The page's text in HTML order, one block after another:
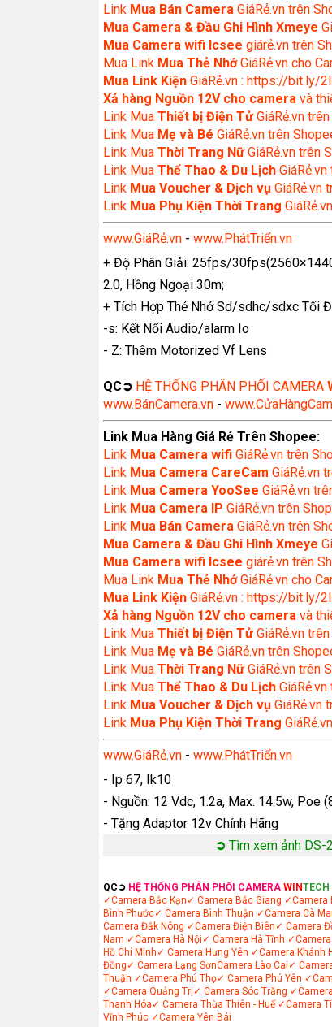
Link Mua Bán Camera GiáRẻ.vn trên
Mua Camera & Đầu Ghi Hình Xmeye
Mua Camera wifi Icsee giárẻ.vn trên
Mua Link Mua Thẻ NhớGiáRẻ.vn cho
Mua Link Kiện GiáRẻ.vn : https://bit.ly/
Xả hàng Nguồn 12V cho camera và
Link Mua Thiết bị Điện TửGiáRẻ.vn
Link Mua Mẹ và Bé GiáRẻ.vn trên
Link Mua Thời Trang NữGiáRẻ.vn trên
Link Mua Thể Thao & Du Lịch
Link Mua Voucher & Dịch vụ GiáRẻ.vn
Link Mua Phụ Kiện Thời Trang
www.GiáRẻ.vn - www.PhátTriển.vn
+ Độ Phân Giải: 25fps/
2.0, Hồng Ngoại 30m;
+ Tích Hợp Thẻ Nhớ Sd/sdhc/sdxc Tối
-s: Kết Nối Audio/alarm Io
- Z: Thêm Motorized Vf Lens
QC➲ HỆ THỐNG PHÂN PHỐI CAMERA
www.BánCamera.vn -
Link Mua Hàng Giá Rẻ Trên Shopee:
Link Mua Camera wifi GiáRẻ.vn trên
Link Mua Camera CareCam GiáRẻ.vn
Link Mua Camera YooSee GiáRẻ.vn
Link Mua Camera IP GiáRẻ.vn trên
Link Mua Bán Camera GiáRẻ.vn trên
Mua Camera & Đầu Ghi Hình Xmeye
Mua Camera wifi Icsee giárẻ.vn trên
Mua Link Mua Thẻ NhớGiáRẻ.vn cho
Mua Link Kiện GiáRẻ.vn : https://bit.ly/
Xả hàng Nguồn 12V cho camera và
Link Mua Thiết bị Điện TửGiáRẻ.vn
Link Mua Mẹ và Bé GiáRẻ.vn trên
Link Mua Thời Trang NữGiáRẻ.vn trên
Link Mua Thể Thao & Du Lịch
Link Mua Voucher & Dịch vụ GiáRẻ.vn
Link Mua Phụ Kiện Thời Trang
www.GiáRẻ.vn - www.PhátTriển.vn
- Ip 67, Ik10
- Nguồn: 12 Vdc, 1.2a, Max. 14.5w, Poe
- Tặng Adaptor 12v Chính Hãng
➲Tìm xem ảnh DS-
QC➲ HỆ THỐNG PHÂN PHỐI CAMERA WINTECH
✓Camera Bắc Kạn ✓ Camera Bắc Giang ✓Camera
Bình Phước✓ Camera Bình Thuận ✓Camera Cà
Camera Đắk Nông ✓Camera Điện Biên ✓ Camera
Nam ✓Camera Hà Nội ✓ Camera Hà Tĩnh
Hồ Chí Minh ✓ Camera Hưng Yên ✓Camera Khánh
Đồng ✓ Camera Lạng SơnCamera Lào Cai ✓
Thuận ✓Camera Phú Thọ✓ Camera Phú Yên
✓Camera Quảng Trị ✓ Camera Sóc Trăng
Thanh Hóa ✓ Camera Thừa Thiên - Huế ✓Camera
Vĩnh Phúc ✓Camera Yên Bái